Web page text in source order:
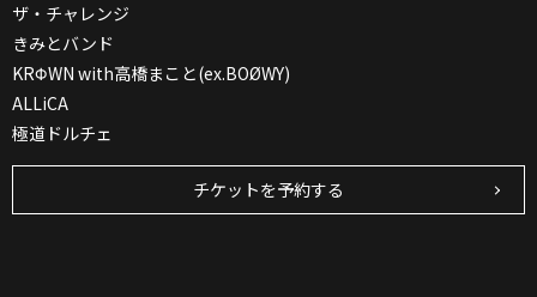
ザ・チャレンジ
きみとバンド
KRΦWN with高橋まこと(ex.BOØWY)
ALLiCA
極道ドルチェ
チケットを予約する